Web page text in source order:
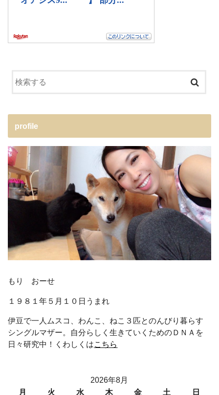
profile
もり おーせ
１９８１年５月１０日うまれ
伊豆で一人ムスコ、わんこ、ねこ３匹とのんびり暮らす
シングルマザー。自分らしく生きていくためのＤＮＡを
日々研究中！くわしくはこちら
2026年8月
月
火 水 木 金 土
日